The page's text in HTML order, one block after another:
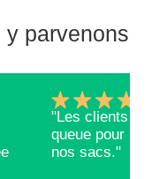
parvenons
"Les clients
queue pour
nos sacs."